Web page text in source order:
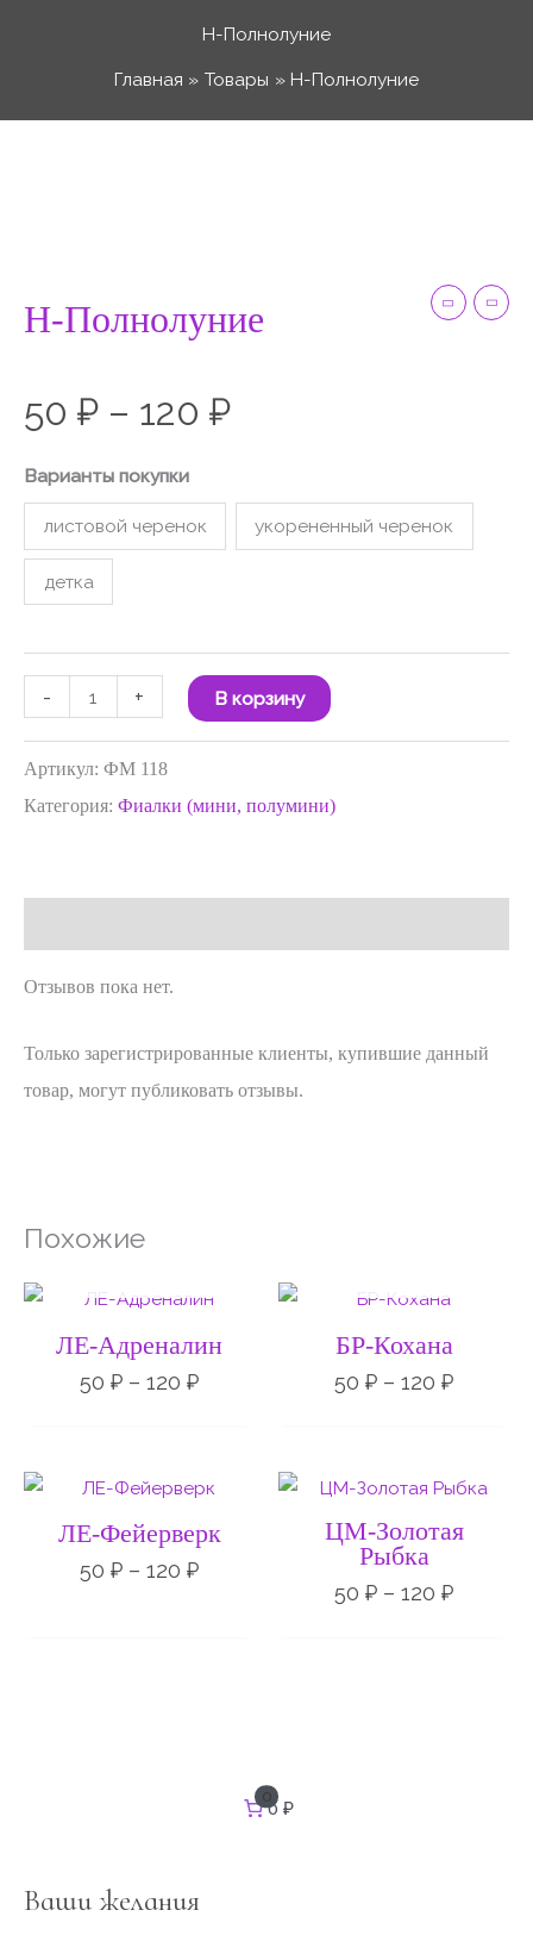
содержимому
Н-Полнолуние
Главная
Товары Н-Полнолуние
Н-Полнолуние
50 ₽ – 120 ₽
50 ₽
–
Варианты покупки
листовой черенок укорененный черенок
детка
- + В корзину
Артикул: ФМ 118
Категория: Фиалки (мини, полумини)
Отзывов пока нет.
Только зарегистрированные клиенты, купившие данный
товар, могут публиковать отзывы.
Похожие
ЛЕ-Адреналин
50 ₽ – 120 ₽
Диапазон
цен:
–
120 ₽
БР-Кохана
50 ₽ – 120 ₽
–
120 ₽
ЛЕ-Фейерверк
50 ₽ – 120 ₽
Диапазон
цен:
–
120 ₽
ЦМ-Золотая
Рыбка
50 ₽ – 120 ₽
цен:
50 ₽
–
0
0 ₽
Ваши желания
ь
: